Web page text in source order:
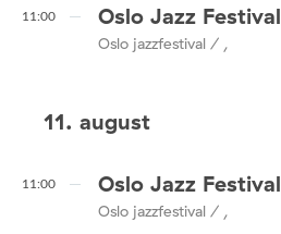
11:00 Oslo Jazz Festival
Oslo jazzfestival / ,
11. august
11:00 Oslo Jazz Festival
Oslo jazzfestival / ,